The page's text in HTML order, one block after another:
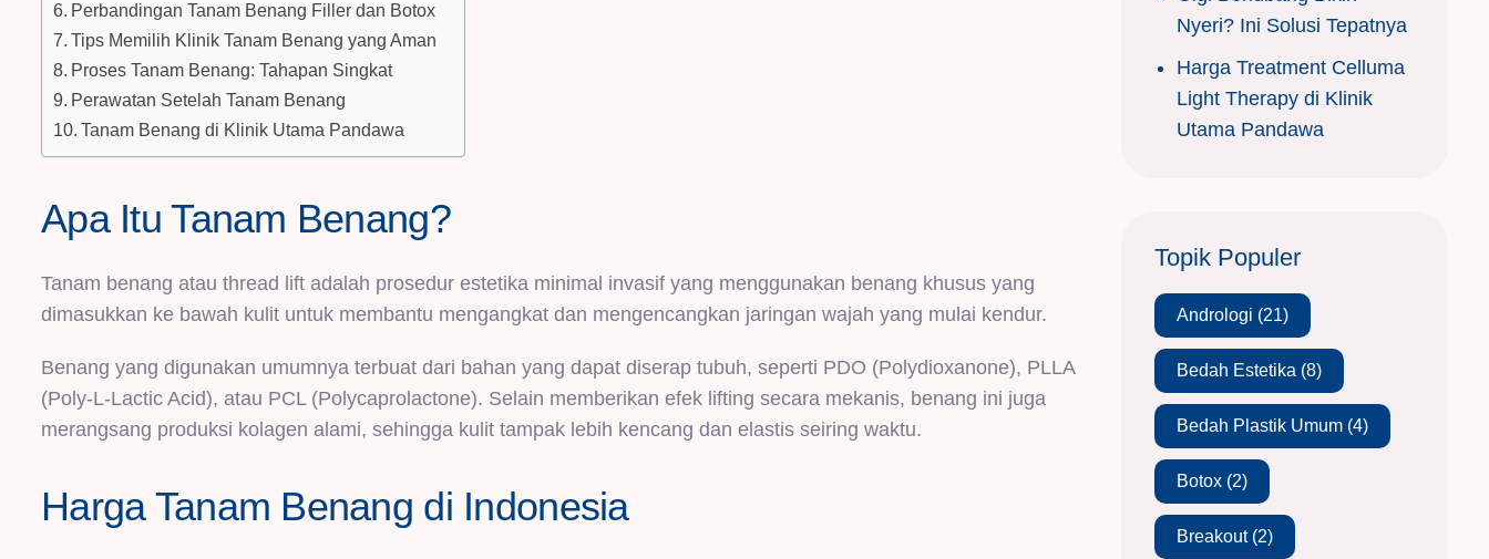
Perbandingan Tanam Benang Filler dan Botox
Tips Memilih Klinik Tanam Benang yang Aman
Proses Tanam Benang: Tahapan Singkat
Perawatan Setelah Tanam Benang
Tanam Benang di Klinik Utama Pandawa
Apa Itu Tanam Benang?
Tanam benang atau thread lift adalah prosedur estetika minimal invasif yang menggunakan benang khusus yang
dimasukkan ke bawah kulit untuk membantu mengangkat dan mengencangkan jaringan wajah yang mulai kendur.
Benang yang digunakan umumnya terbuat dari bahan yang dapat diserap tubuh, seperti PDO (Polydioxanone), PLLA
(Poly-L-Lactic Acid), atau PCL (Polycaprolactone). Selain memberikan efek lifting secara mekanis, benang ini juga
merangsang produksi kolagen alami, sehingga kulit tampak lebih kencang dan elastis seiring waktu.
Harga Tanam Benang di Indonesia
Nyeri? Ini Solusi Tepatnya
Harga Treatment Celluma
Light Therapy di Klinik
Utama Pandawa
Topik Populer
Andrologi (21)
Bedah Estetika (8)
Bedah Plastik Umum (4)
Botox (2)
Breakout(2)